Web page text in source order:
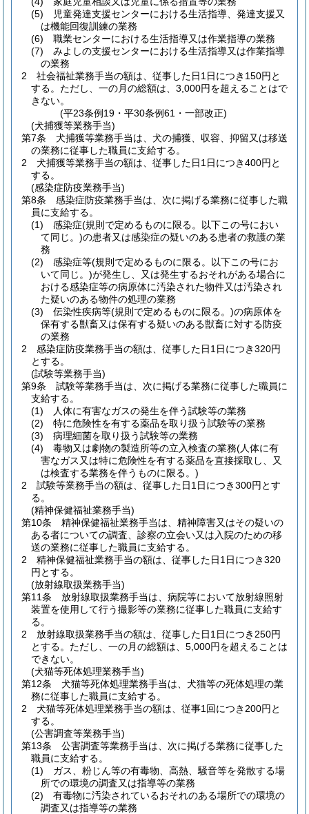
(5)
児童発達支援センターにおける生活指導、発達支援又
は機能回復訓練の業務
(6)
職業センターにおける生活指導又は作業指導の業務
(7)
みよしの支援センターにおける生活指導又は作業指導
の業務
2
社会福祉業務手当の額は、従事した日1日につき150円と
する。 ただし、一の月の総額は、3,000円を超えることはで
きない。
(平23条例19・平30条例61・一部改正)
(犬捕獲等業務手当)
第7条
犬捕獲等業務手当は、犬の捕獲、収容、抑留又は移送
の業務に従事した職員に支給する。
2
犬捕獲等業務手当の額は、従事した日1日につき400円と
する。
(感染症防疫業務手当)
第8条
感染症防疫業務手当は、次に掲げる業務に従事した職
員に支給する。
(1)
感染症(規則で定めるものに限る。以下この号におい
て同じ。)の患者又は感染症の疑いのある患者の救護の業
務
(2)
感染症等(規則で定めるものに限る。以下この号にお
いて同じ。)が発生し、又は発生するおそれがある場合に
おける感染症等の病原体に汚染された物件又は汚染され
た疑いのある物件の処理の業務
(3)
伝染性疾病等(規則で定めるものに限る。)の病原体を
保有する獣畜又は保有する疑いのある獣畜に対する防疫
の業務
2
感染症防疫業務手当の額は、従事した日1日につき320円
とする。
(試験等業務手当)
第9条
試験等業務手当は、次に掲げる業務に従事した職員に
支給する。
(1)
人体に有害なガスの発生を伴う試験等の業務
(2)
特に危険性を有する薬品を取り扱う試験等の業務
(3)
病理細菌を取り扱う試験等の業務
(4)
毒物又は劇物の製造所等の立入検査の業務(人体に有
害なガス又は特に危険性を有する薬品を直接採取し、又
は検査する業務を伴うものに限る。)
2
試験等業務手当の額は、従事した日1日につき300円とす
る。
(精神保健福祉業務手当)
第10条
精神保健福祉業務手当は、精神障害又はその疑いの
ある者についての調査、診察の立会い又は入院のための移
送の業務に従事した職員に支給する。
2
精神保健福祉業務手当の額は、従事した日1日につき320
円とする。
(放射線取扱業務手当)
第11条
放射線取扱業務手当は、病院等において放射線照射
装置を使用して行う撮影等の業務に従事した職員に支給す
る。
2
放射線取扱業務手当の額は、従事した日1日につき250円
とする。 ただし、一の月の総額は、5,000円を超えることは
できない。
(犬猫等死体処理業務手当)
第12条
犬猫等死体処理業務手当は、犬猫等の死体処理の業
務に従事した職員に支給する。
2
犬猫等死体処理業務手当の額は、従事1回につき200円と
する。
(公害調査等業務手当)
第13条
公害調査等業務手当は、次に掲げる業務に従事した
職員に支給する。
(1)
ガス、粉じん等の有毒物、高熱、騒音等を発散する場
所での環境の調査又は指導等の業務
(2)
有毒物に汚染されているおそれのある場所での環境の
調査又は指導等の業務